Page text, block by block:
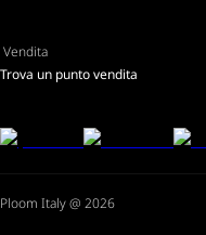
Vendita
Trova un punto vendita
Ploom Italy @ 2026